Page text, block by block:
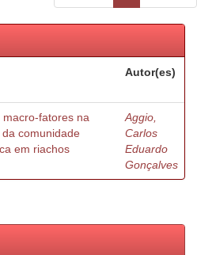
Autor(es)
macro-fatores na
comunidade
em riachos
Aggio,
Carlos
Eduardo
Gonçalves